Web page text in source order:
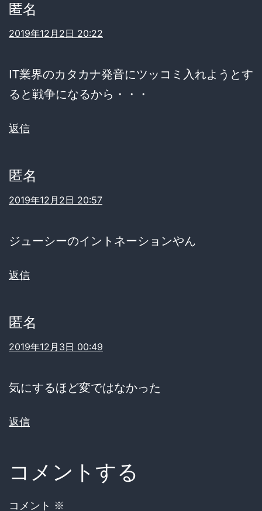
匿名
2019年12月2日 20:22
IT業界のカタカナ発音にツッコミ入れようとす
ると戦争になるから・・・
返信
匿名
2019年12月2日 20:57
ジューシーのイントネーションやん
返信
匿名
2019年12月3日 00:49
気にするほど変ではなかった
返信
コメントする
コメント ※